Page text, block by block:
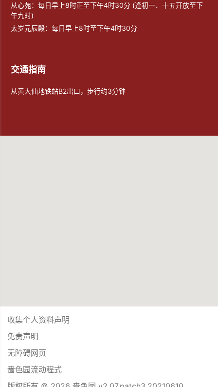
从心苑：每日早上8时正至下午4时30分 (逢初一、十五开放至下
午九时)
太岁元辰殿：每日早上8时至下午4时30分
交通指南
从黄大仙地铁站B2出口，步行约3分钟
收集个人资料声明
免责声明
无障碍网页
啬色园流动程式